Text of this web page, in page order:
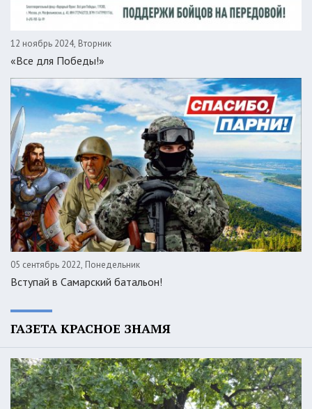
12 ноябрь 2024, Вторник
«Все для Победы!»
05 сентябрь 2022, Понедельник
Вступай в Самарский батальон!
ГАЗЕТА КРАСНОЕ ЗНАМЯ